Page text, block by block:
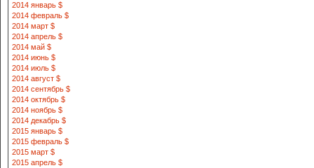
2014 январь $
2014 февраль $
2014 март $
2014 апрель $
2014 май $
2014 июнь $
2014 июль $
2014 август $
2014 сентябрь $
2014 октябрь $
2014 ноябрь $
2014 декабрь $
2015 январь $
2015 февраль $
2015 март $
2015 апрель $